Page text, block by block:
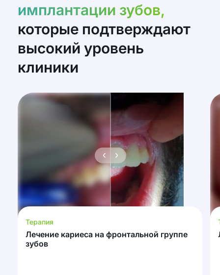
имплантации зубов,
которые подтверждают
высокий уровень
клиники
Терапия
Лечение кариеса на фронтальной группе
зубов